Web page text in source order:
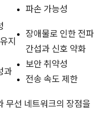
파손 가능성
지
과
장애물로 인한 전파
간섭과 신호 약화
보안 취약성
전송 속도 제한
무선 네트워크의 장점을